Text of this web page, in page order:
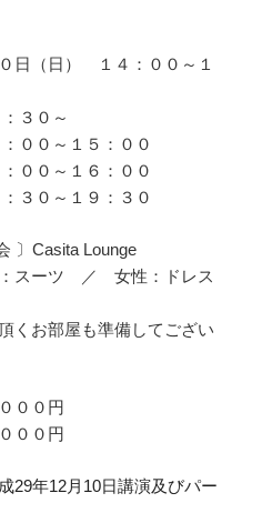
日（日） １４：００～１
０～
０～１５：００
０～１６：００
０～１９：３０
〕Casita Lounge
スーツ ／ 女性：ドレス
くお部屋も準備してござい
００円
０円
29年12月10日講演及びパー